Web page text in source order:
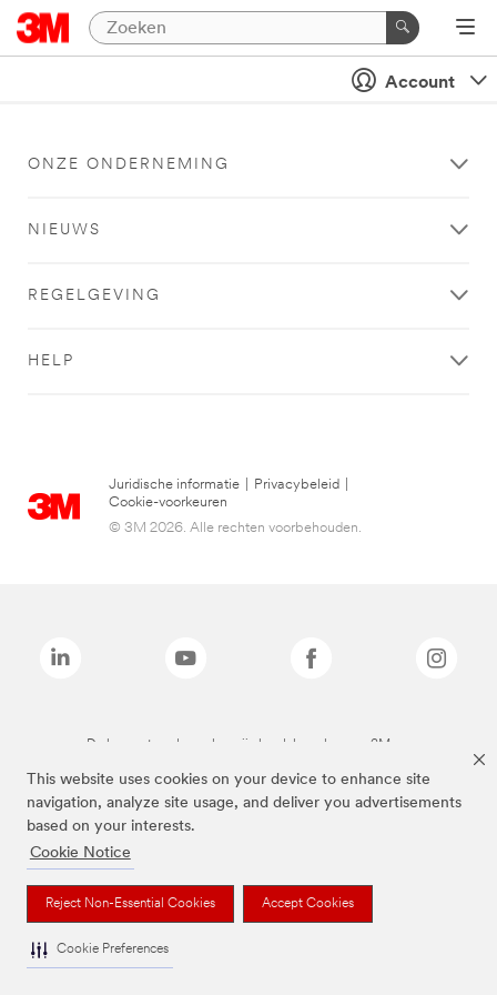
This website uses cookies on your device to enhance site
navigation, analyze site usage, and deliver you advertisements
based on your interests.
Cookie Notice
Reject Non-Essential Cookies Accept Cookies
Cookie Preferences
Account
ONZE ONDERNEMING
NIEUWS
REGELGEVING
HELP
Juridische informatie Privacybeleid
Cookie-voorkeuren
© 3M 2026. Alle rechten voorbehouden.
De bovenstaande merken zijn handelsmerken van 3M.we